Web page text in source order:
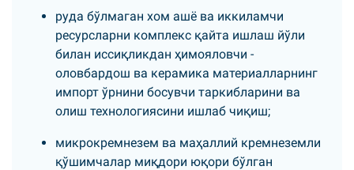
руда бўлмаган хом ашё ва иккиламчи
ресурсларни комплекс қайта ишлаш йўли
билан иссиқликдан ҳимояловчи -
оловбардош ва керамика материалларнинг
импорт ўрнини босувчи таркибларини ва
олиш технологиясини ишлаб чиқиш;
микрокремнезем ва маҳаллий кремнеземли
қўшимчалар миқдори юқори бўлган